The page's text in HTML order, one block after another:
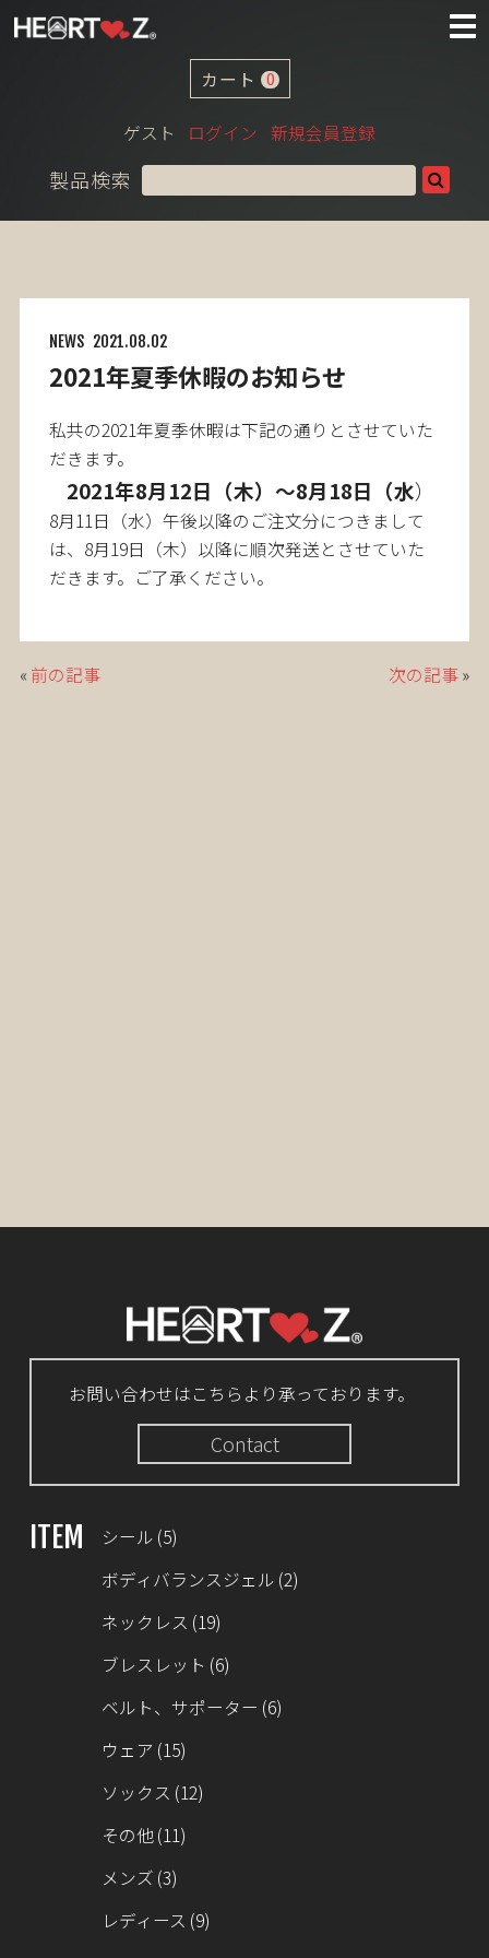
カート 0
ゲスト ログイン 新規会員登録
製品検索
NEWS 2021.08.02
2021年夏季休暇のお知らせ
私共の2021年夏季休暇は下記の通りとさせていた
だきます。
2021年8月12日（木）～8月18日（水）
8月11日（水）午後以降のご注文分につきまして
は、8月19日（木）以降に順次発送とさせていた
だきます。ご了承ください。
« 前の記事 次の記事»
お問い合わせはこちらより承っております。
Contact
ITEM シール (5)
ボディバランスジェル (2)
ネックレス (19)
ブレスレット (6)
ベルト、サポーター (6)
ウェア (15)
ソックス (12)
その他(11)
メンズ (3)
レディース (9)